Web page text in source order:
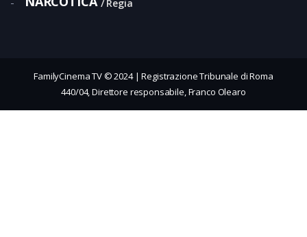
Regia
FamilyCinema TV © 2024 | Registrazione Tribunale di Roma
440/04, Direttore responsabile, Franco Olearo